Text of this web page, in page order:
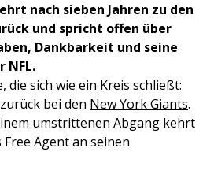
nach sieben Jahren zu den
und spricht offen über
Dankbarkeit und seine
NFL.
die sich wie ein Kreis schließt:
bei den New York Giants.
umstrittenen Abgang kehrt
Free Agent an seinen